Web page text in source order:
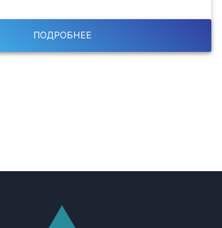
ПОДРОБНЕЕ